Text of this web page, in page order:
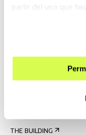
partir del uso que
RULES
THE BUILDING